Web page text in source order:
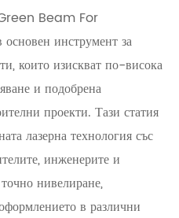
Green Beam For
инструмент за
които изискват по-висока
и подобрена
проекти. Тази статия
лазерна технология със
инженерите и
нивелиране,
в различни